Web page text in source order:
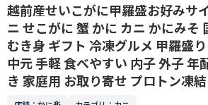
越前産せいこがに甲羅盛お好みサ
ニ せこがに 蟹 かに カニ かにみそ
むき身 ギフト 冷凍グルメ 甲羅盛
中元 手軽 食べやすい 内子 外子 年
き 家庭用 お取り寄せ プロトン凍